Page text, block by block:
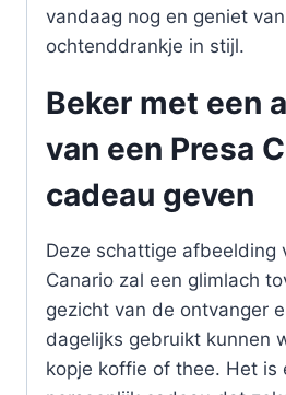
vandaag nog en geniet
ochtenddrankje in stijl.
Beker met een
van een Presa
cadeau geven
Deze schattige afbeelding
Canario zal een glimlach
gezicht van de ontvanger
dagelijks gebruikt kunnen
kopje koffie of thee. Het is